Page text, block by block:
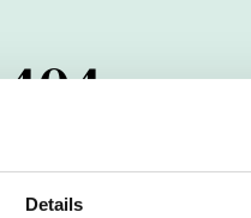
Details
404
Vi uppskattar